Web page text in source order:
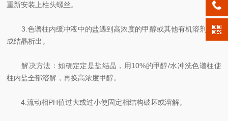
重新安装上柱头螺丝。
3.色谱柱内缓冲液中的盐遇到高浓度的甲醇或其他有机溶剂，形
成结晶析出。
解决方法：如确定定是盐结晶，用10%的甲醇/水冲洗色谱柱使
柱内盐全部溶解，再换高浓度甲醇。
4.流动相PH值过大或过小使固定相结构破坏或溶解。